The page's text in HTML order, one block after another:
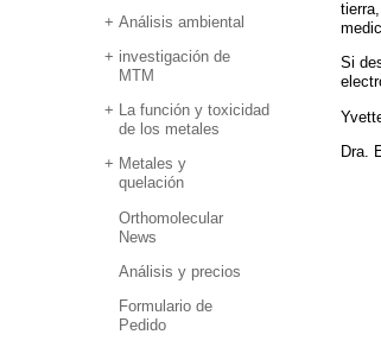
Análisis ambiental
investigación de
MTM
La función y toxicidad
de los metales
Metales y
quelación
Orthomolecular
News
Análisis y precios
Formulario de
Pedido
Si
Dra.